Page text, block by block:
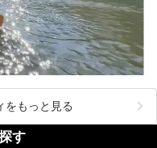
をもっと見る
す